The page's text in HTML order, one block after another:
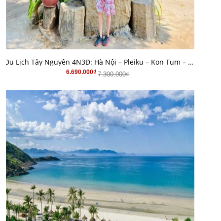
MUA HÀNG Du Lịch Tây Nguyên 4N3Đ: Hà Nội – Pleiku – Kon Tum – Buôn Ma Thuột Giá Tốt
6.690.000₫ 7.300.000₫